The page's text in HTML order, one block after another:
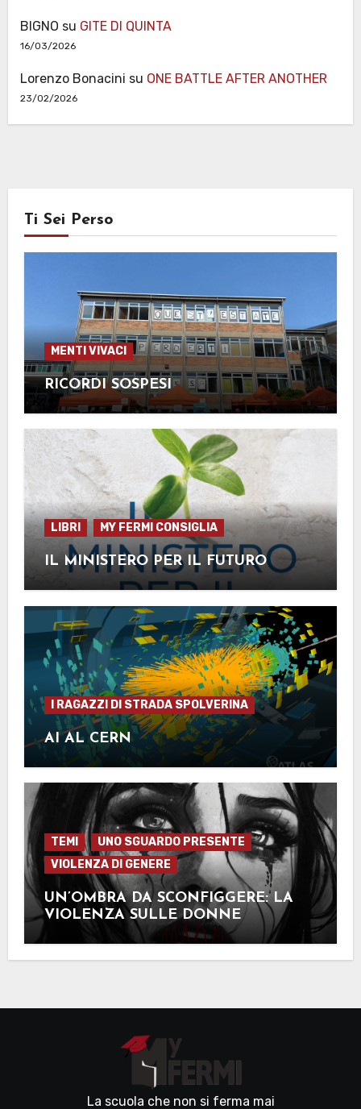
BIGNO su GITE DI QUINTA
16/03/2026
Lorenzo Bonacini su ONE BATTLE AFTER ANOTHER
23/02/2026
Ti Sei Perso
MENTI VIVACI
RICORDI SOSPESI
LIBRI MY FERMI CONSIGLIA
IL MINISTERO PER IL FUTURO
I RAGAZZI DI STRADA SPOLVERINA
AI AL CERN
TEMI
UNO SGUARDO PRESENTE
VIOLENZA DI GENERE
UN’OMBRA DA SCONFIGGERE: LA
VIOLENZA SULLE DONNE
La scuola che non si ferma mai